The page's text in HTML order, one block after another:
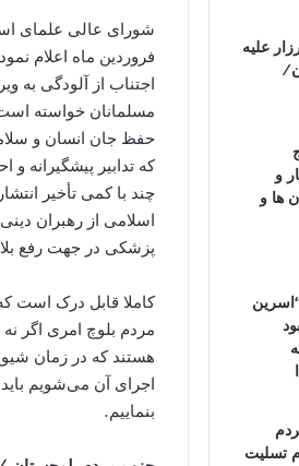
شورای عالی علمای
فروردین ماه اعلام
اجتناب از آلودگی به
مسلمانان خواسته
حفظ جان انسان و
که تدابیر پیشگیرانه
چند با کمی تأخیر
اسلامی از رهبران
پزشکی در جهت رفع
کاملا قابل درک است
مردم بلوچ امری اگر
هستند که در زمان
اجرای آن می‌شویم
بنماییم.
علیه
و
ها و
تسلیت